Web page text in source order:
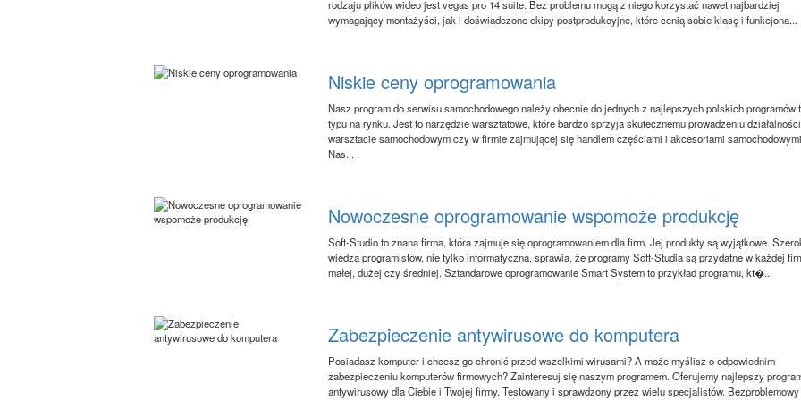
rodzaju plików wideo jest vegas pro 14 suite. Bez problemu mogą z niego korzystać nawet najbardziej
wymagający montażyści, jak i doświadczone ekipy postprodukcyjne, które cenią sobie klasę i funkcjona...
Niskie ceny oprogramowania
Nasz program do serwisu samochodowego należy obecnie do jednych z najlepszych polskich programów
typu na rynku. Jest to narzędzie warsztatowe, które bardzo sprzyja skutecznemu prowadzeniu
warsztacie samochodowym czy w firmie zajmującej się handlem częściami i akcesoriami
Nas...
Nowoczesne oprogramowanie wspomoże produkcję
Soft-Studio to znana firma, która zajmuje się oprogramowaniem dla firm. Jej produkty są wyjątkowe.
wiedza programistów, nie tylko informatyczna, sprawia, że programy Soft-Studia są przydatne w każdej
małej, dużej czy średniej. Sztandarowe oprogramowanie Smart System to przykład programu, kt�...
Zabezpieczenie antywirusowe do komputera
Posiadasz komputer i chcesz go chronić przed wszelkimi wirusami? A może myślisz o odpowiednim
zabezpieczeniu komputerów firmowych? Zainteresuj się naszym programem. Oferujemy najlepszy
antywirusowy dla Ciebie i Twojej firmy. Testowany i sprawdzony przez wielu specjalistów.